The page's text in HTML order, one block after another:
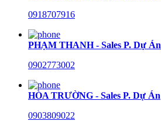
0918707916
PHẠM THANH - Sales P. Dự Án
0902773002
HÒA TRƯỜNG - Sales P. Dự Án
0903809022